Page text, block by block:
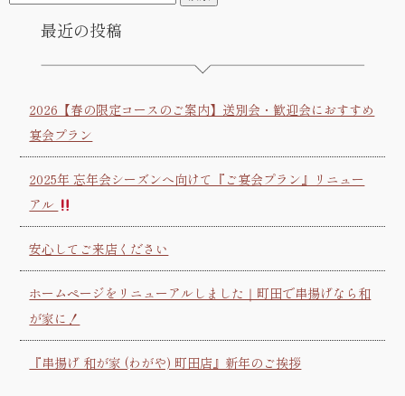
最近の投稿
2026【春の限定コースのご案内】送別会・歓迎会におすすめ
宴会プラン
2025年 忘年会シーズンへ向けて『ご宴会プラン』リニュー
アル
安心してご来店ください
ホームページをリニューアルしました｜町田で串揚げなら和
が家に！
『串揚げ 和が家 (わがや) 町田店』新年のご挨拶